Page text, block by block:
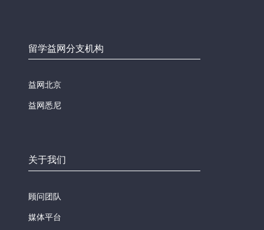
留学益网分支机构
益网北京
益网悉尼
关于我们
顾问团队
媒体平台